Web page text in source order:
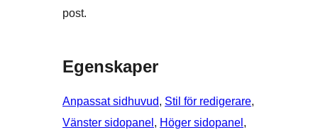
post.
Egenskaper
Anpassat sidhuvud, Stil för redigerare
Vänster sidopanel , Höger sidopanel